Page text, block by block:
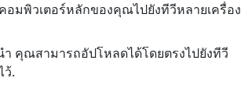
มพิวเตอร์หลักของคุณไปยังทีวีหลายเครื่อง
คุณสามารถอัปโหลดได้โดยตรงไปยังทีวี
.